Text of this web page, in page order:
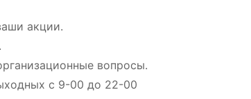
акции.
вопросы.
с 9-00 до 22-00